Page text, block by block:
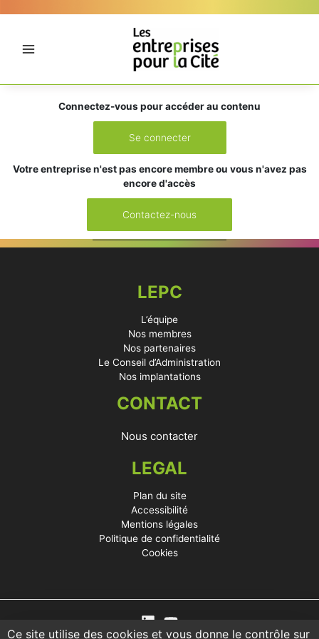
Ce site utilise des cookies et vous donne le contrôle sur
Connectez-vous pour accéder au contenu
Se connecter
Votre entreprise n'est pas encore membre ou vous n'avez pas
encore d'accès
Contactez-nous
LEPC
L’équipe
Nos membres
Nos partenaires
Le Conseil d’Administration
Nos implantations
CONTACT
Nous contacter
LEGAL
Plan du site
Accessibilité
Mentions légales
Politique de confidentialité
Cookies